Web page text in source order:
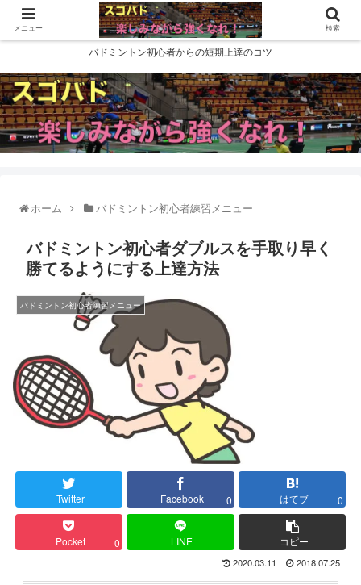
バドミントン初心者からの短期上達のコツ
ホーム バドミントン初心者練習メニュー
バドミントン初心者ダブルスを手取り早く
勝てるようにする上達方法
バドミントン初心者練習メニュー
Twitter Facebook 0 はてブ 0
Pocket 0 LINE コピー
2020.03.11 2018.07.25
メニュー 検索